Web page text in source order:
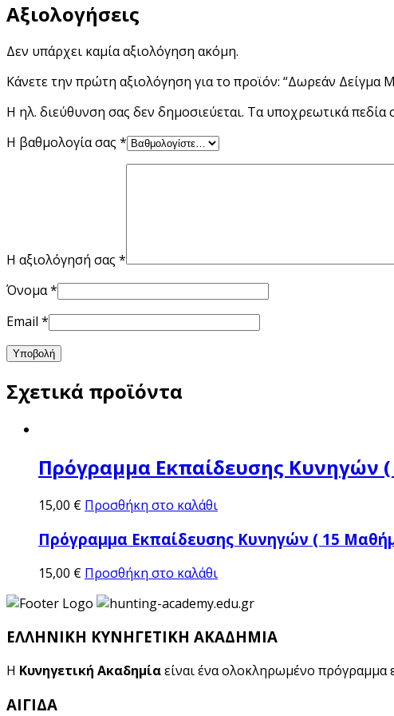
Αξιολογήσεις
Δεν υπάρχει καμία αξιολόγηση ακόμη.
Κάνετε την πρώτη αξιολόγηση για το προϊόν: “Δωρεάν Δείγμα
Η ηλ. διεύθυνση σας δεν δημοσιεύεται. Τα υποχρεωτικά πεδία
Η βαθμολογία σας *
Η αξιολόγησή σας *
Όνομα*
Email *
Σχετικά προϊόντα
Πρόγραμμα Εκπαίδευσης Κυνηγών
15,00 € Προσθήκη στο καλάθι
Πρόγραμμα Εκπαίδευσης Κυνηγών ( 15
15,00 € Προσθήκη στο καλάθι
ΕΛΛΗΝΙΚΗ ΚΥΝΗΓΕΤΙΚΗ ΑΚΑΔΗΜΙΑ
Η Κυνηγετική Ακαδημίαείναι ένα ολοκληρωμένο
ΑΙΓΙΔΑ